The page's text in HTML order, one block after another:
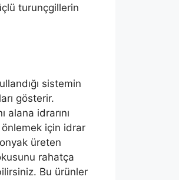
turunçgillerin
sistemin
gösterir.
alana idrarını
önlemek için idrar
üreten
rahatça
Bu ürünler